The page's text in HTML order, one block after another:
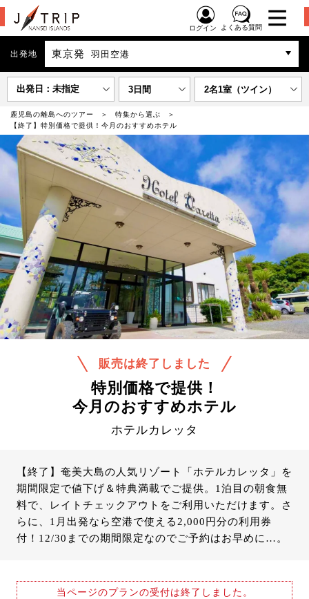
ログイン よくある質問
出発地 東京発 羽田空港
出発日：未指定 3日間 2名1室（ツイン）
鹿児島の離島へのツアー
特集から選ぶ
【終了】特別価格で提供！今月のおすすめホテル
販売は終了しました
特別価格で提供！
今月のおすすめホテル
ホテルカレッタ
【終了】奄美大島の人気リゾート「ホテルカレッタ」を
期間限定で値下げ＆特典満載でご提供。1泊目の朝食無
料で、レイトチェックアウトをご利用いただけます。さ
らに、1月出発なら空港で使える2,000円分の利用券
付！12/30までの期間限定なのでご予約はお早めに…。
当ページのプランの受付は終了しました。